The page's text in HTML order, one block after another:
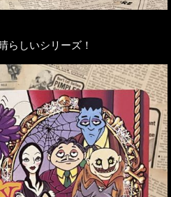
らしいシリーズ！